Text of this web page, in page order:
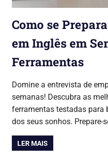
Como se
em Inglês em
Ferramentas
Domine a entrevista de
semanas! Descubra as
ferramentas testadas para
dos seus sonhos. Prepare-
LER MAIS